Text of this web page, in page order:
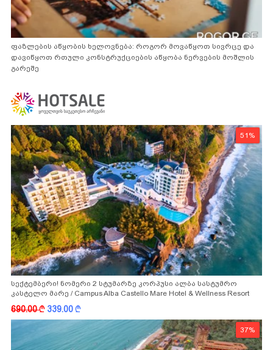
ფაზლების აწყობის ხელოვნება: როგორ მოვაწყოთ სივრცე და
დავიწყოთ რთული კონსტრუქციების აწყობა ნერვების მოშლის
გარეშე
51%
სექტემბერი! ნომერი 2 სტუმარზე კორპუსი ალბა სასტუმრო
კასტელო მარე / Campus Alba Castello Mare Hotel & Wellness Resort
-სგან!
690.00k 339.00k
37%